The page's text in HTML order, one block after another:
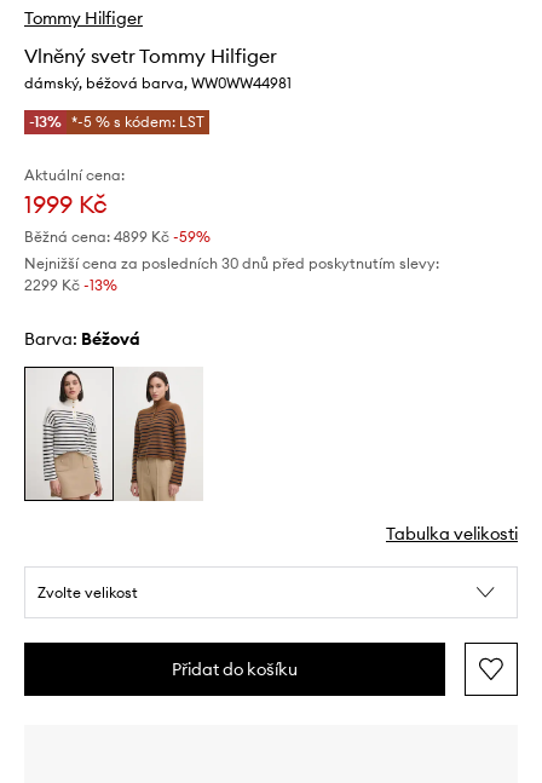
Tommy Hilfiger
Vlněný svetr Tommy Hilfiger
dámský, béžová barva, WW0WW44981
-13% *-5 % s kódem: LST
Aktuální cena:
1999 Kč
Běžná cena: 4899 Kč -59%
Nejnižší cena za posledních 30 dnů před poskytnutím slevy:
2299 Kč -13%
Barva: béžová
Tabulka velikosti
Zvolte velikost
Přidat do košíku